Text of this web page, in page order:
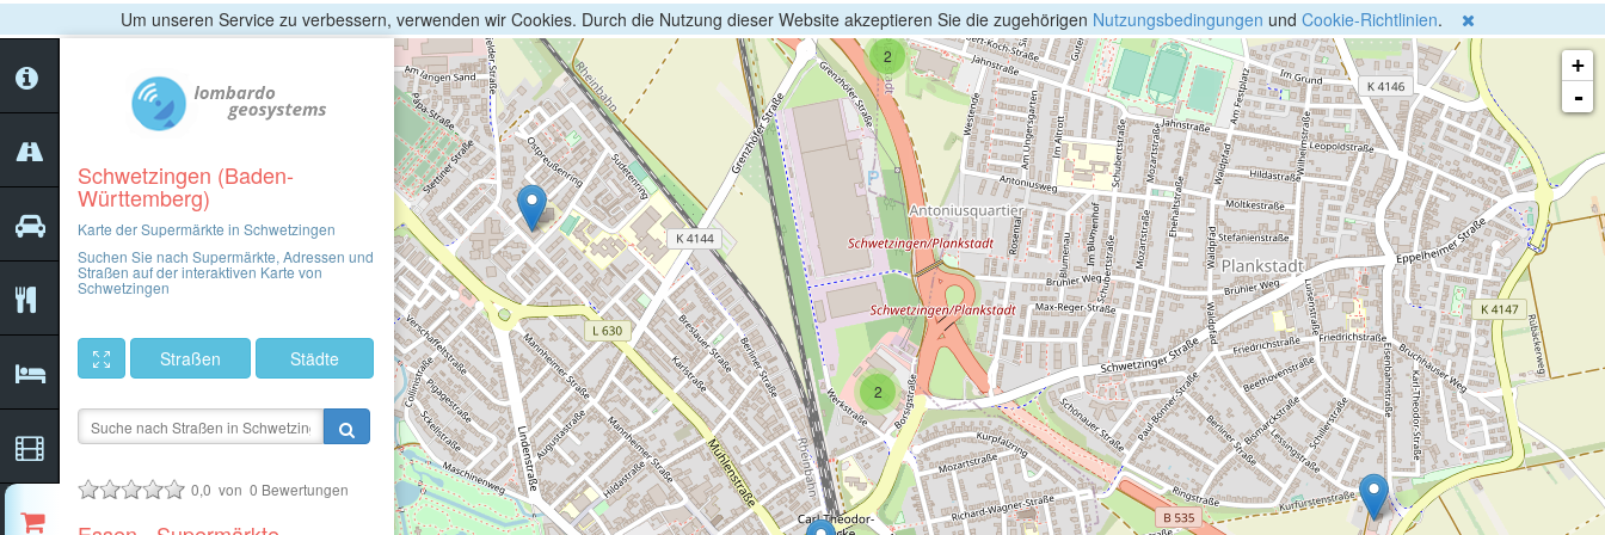
Um unseren Service zu verbessern, verwenden wir Cookies. Durch die Nutzung dieser Website akzeptieren Sie die zugehörigen Nutzungsbedingungen und Cookie-Richtlinien.
2
2 +
-
Schwetzingen (Baden-
Württemberg)
Karte der Supermärkte in Schwetzingen
Suchen Sie nach Supermärkte, Adressen und
Straßen auf der interaktiven Karte von
Schwetzingen
Straßen Städte
0,0 von 0 Bewertungen